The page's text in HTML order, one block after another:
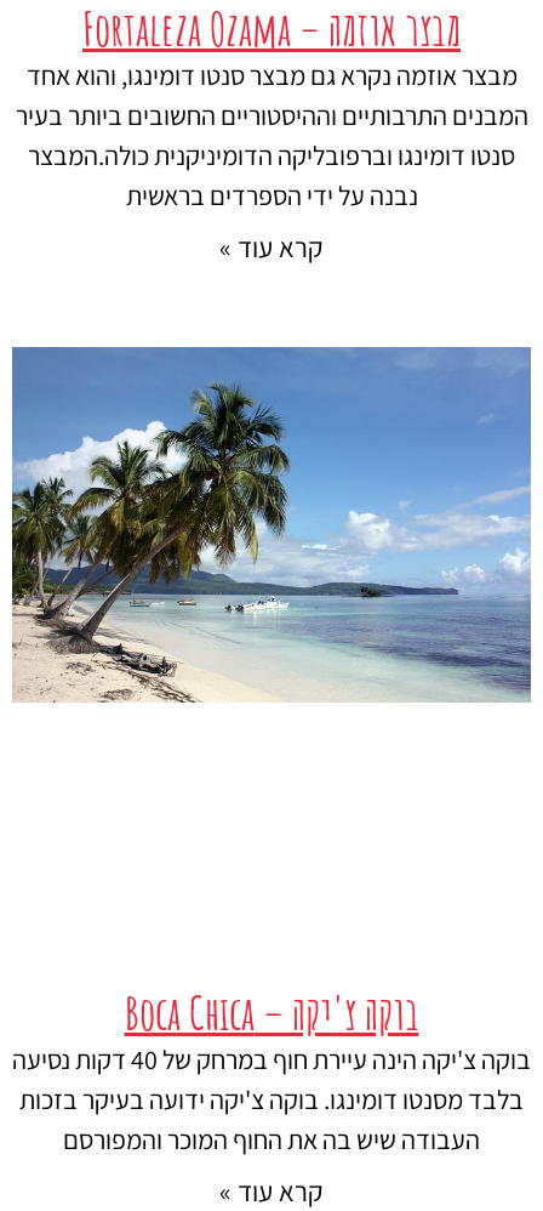
מבצר אוזמה – Fortaleza Ozama
מבצר אוזמה נקרא גם מבצר סנטו דומינגו, והוא אחד
המבנים התרבותיים וההיסטוריים החשובים ביותר בעיר
סנטו דומינגו וברפובליקה הדומיניקנית כולה.המבצר
נבנה על ידי הספרדים בראשית
קרא עוד »
בוקה צ'יקה – Boca Chica
בוקה צ'יקה הינה עיירת חוף במרחק של 40 דקות נסיעה
בלבד מסנטו דומינגו. בוקה צ'יקה ידועה בעיקר בזכות
העבודה שיש בה את החוף המוכר והמפורסם
קרא עוד »